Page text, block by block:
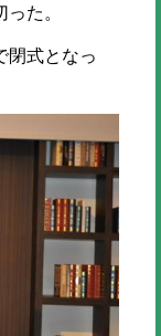
た。
閉式となっ